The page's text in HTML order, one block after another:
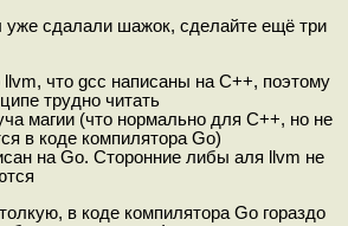
уже сдалали шажок, сделайте ещё три
llvm, что gcc написаны на С++, поэтому
трудно читать
магии (что нормально для С++, но не
в коде компилятора Go)
на Go. Сторонние либы аля llvm не
в коде компилятора Go гораздо